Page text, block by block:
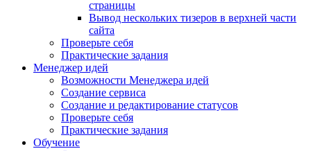
страницы
Вывод нескольких тизеров в верхней части
сайта
Проверьте себя
Практические задания
Менеджер идей
Возможности Менеджера идей
Создание сервиса
Создание и редактирование статусов
Проверьте себя
Практические задания
Обучение